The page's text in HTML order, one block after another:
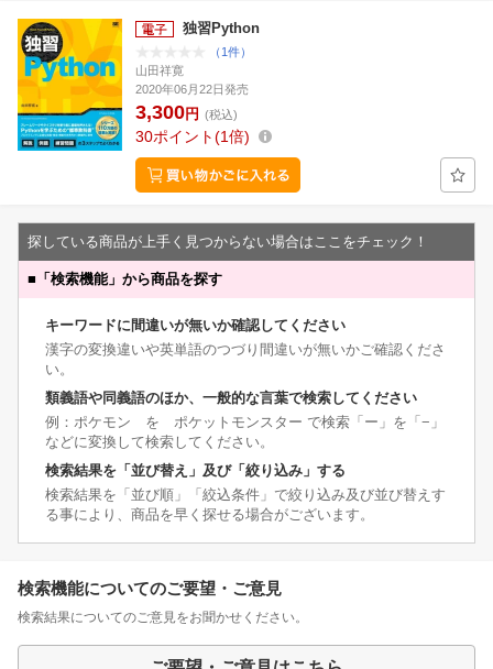
独習Python
（1件）
山田祥寛
2020年06月22日発売
3,300円 (税込)
30ポイント 1倍
探している商品が上手く見つからない場合はここをチェック！
■ 「検索機能」から商品を探す
キーワードに間違いが無いか確認してください
漢字の変換違いや英単語のつづり間違いが無いかご確認くださ
い。
類義語や同義語のほか、一般的な言葉で検索してください
例：ポケモン を ポケットモンスター で検索「ー」を「−」
などに変換して検索してください。
検索結果を「並び替え」及び「絞り込み」する
検索結果を「並び順」「絞込条件」で絞り込み及び並び替えす
る事により、商品を早く探せる場合がございます。
検索機能についてのご要望・ご意見
検索結果についてのご意見をお聞かせください。